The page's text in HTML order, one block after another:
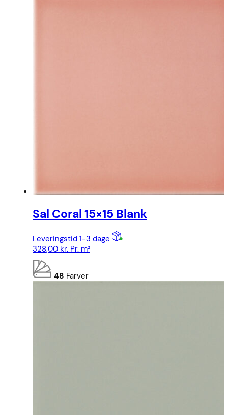
Sal Coral 15×15 Blank
Leveringstid 1-3 dage
328,00 kr. Pr. m²
48 Farver